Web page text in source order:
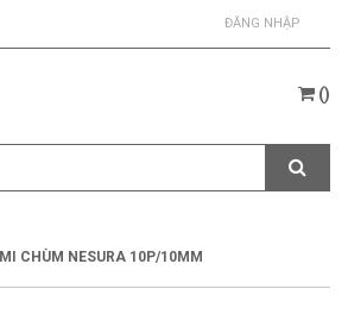
ĐĂNG NHẬP
()
MI CHÙM NESURA 10P/10MM